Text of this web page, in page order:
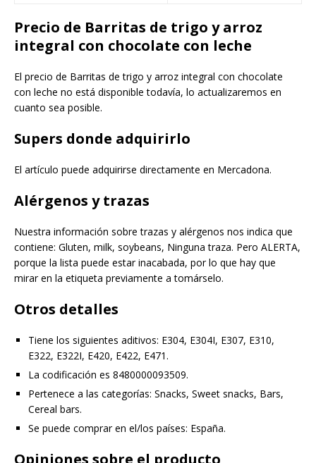
Precio de Barritas de trigo y arroz
integral con chocolate con leche
El precio de Barritas de trigo y arroz integral con chocolate
con leche no está disponible todavía, lo actualizaremos en
cuanto sea posible.
Supers donde adquirirlo
El artículo puede adquirirse directamente en Mercadona.
Alérgenos y trazas
Nuestra información sobre trazas y alérgenos nos indica que
contiene: Gluten, milk, soybeans, Ninguna traza. Pero ALERTA,
porque la lista puede estar inacabada, por lo que hay que
mirar en la etiqueta previamente a tomárselo.
Otros detalles
Tiene los siguientes aditivos: E304, E304I, E307, E310,
E322, E322I, E420, E422, E471.
La codificación es 8480000093509.
Pertenece a las categorías: Snacks, Sweet snacks, Bars,
Cereal bars.
Se puede comprar en el/los países: España.